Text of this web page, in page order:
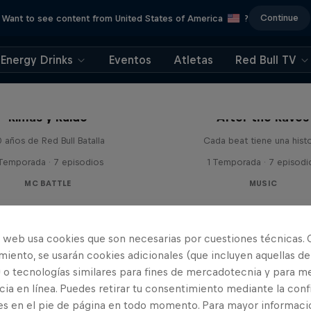
Want to see content from United States of America ? Continue
Energy Drinks Eventos Atletas Red Bull TV
Rimas y Ruido
años de Red Bull Batalla
· 7 episodios
MC BATTLE
After the Raves
Cada beat tiene una
1 Temporada · 7
MUSIC
web usa cookies que son necesarias por cuestiones técnicas.
se usarán cookies adicionales (que incluyen aquellas de
tecnologías similares para fines de mercadotecnia y para
en línea. Puedes retirar tu consentimiento mediante la
en el pie de página en todo momento. Para mayor